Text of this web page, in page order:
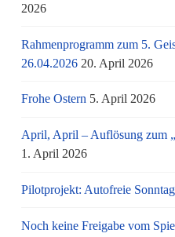
2026
Rahmenprogramm zum 5.
26.04.2026 20. April 2026
Frohe Ostern 5. April 2026
April, April – Auflösung zum
1. April 2026
Pilotprojekt: Autofreie
Noch keine Freigabe vom